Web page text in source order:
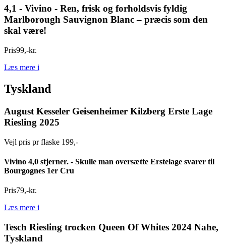
4,1 - Vivino - Ren, frisk og forholdsvis fyldig
Marlborough Sauvignon Blanc – præcis som den
skal være!
Pris99,-kr.
Læs mere i
Tyskland
August Kesseler Geisenheimer Kilzberg Erste Lage
Riesling 2025
Vejl pris pr flaske 199,-
Vivino 4,0 stjerner. - Skulle man oversætte Erstelage svarer til
Bourgognes 1er Cru
Pris79,-kr.
Læs mere i
Tesch Riesling trocken Queen Of Whites 2024 Nahe,
Tyskland